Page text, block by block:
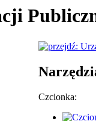
Czcionka: